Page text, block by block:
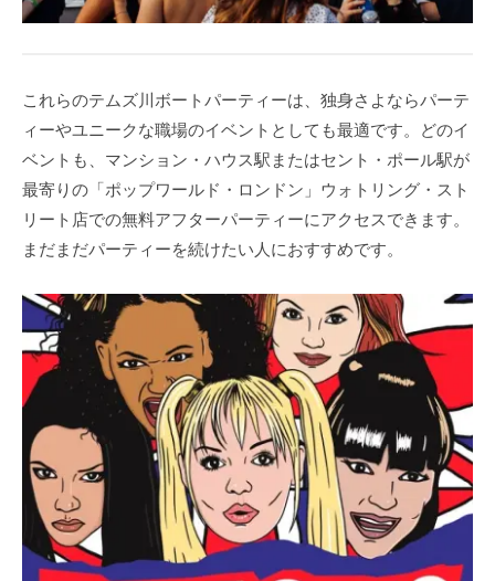
これらのテムズ川ボートパーティーは、独身さよならパーテ
ィーやユニークな職場のイベントとしても最適です。どのイ
ベントも、マンション・ハウス駅またはセント・ポール駅が
最寄りの「ポップワールド・ロンドン」ウォトリング・スト
リート店での無料アフターパーティーにアクセスできます。
まだまだパーティーを続けたい人におすすめです。